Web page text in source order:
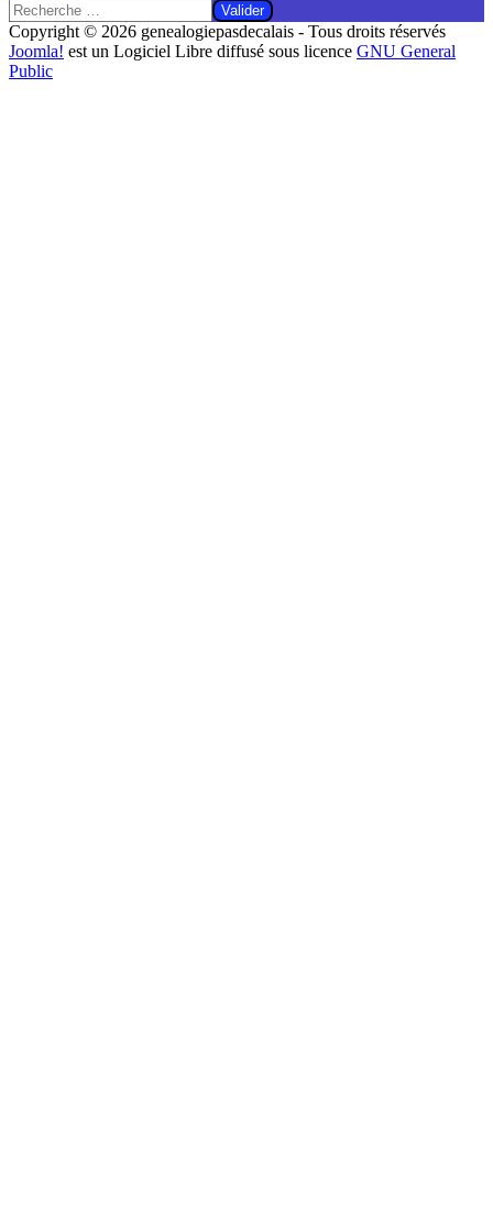
Valider
Copyright © 2026 genealogiepasdecalais - Tous droits réservés
Joomla! est un Logiciel Libre diffusé sous licence GNU General
Public